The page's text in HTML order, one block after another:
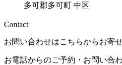
多可郡多可町 中区
Contact
お問い合わせはこちらからお寄
お電話からのご予約・お問い合